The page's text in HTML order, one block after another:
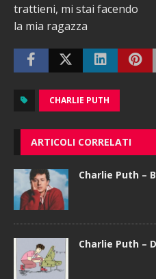
trattieni, mi stai facendo
la mia ragazza
CHARLIE PUTH
ARTICOLI CORRELATI
Charlie Puth –
Charlie Puth –